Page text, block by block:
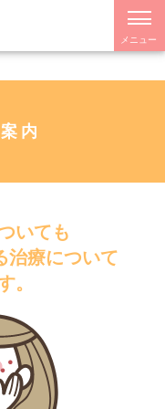
メニュー
内
いても
治療について
。